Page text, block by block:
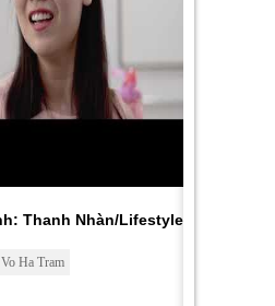
Thanh Nhàn/Lifestyle
Vo Ha Tram